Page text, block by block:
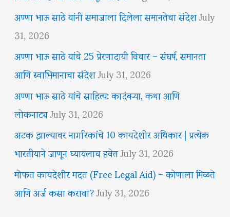
अण्णा भाऊ साठे यांनी समाजाला दिलेला समानतेचा संदेशJuly
31, 2026
अण्णा भाऊ साठे यांचे 25 प्रेरणादायी विचार – संघर्ष, समानता
आणि स्वाभिमानाचा संदेशJuly 31, 2026
अण्णा भाऊ साठे यांचे साहित्य: कादंबऱ्या, कथा आणि
लोकनाट्यJuly 31, 2026
अटक झाल्यावर नागरिकांचे 10 कायदेशीर अधिकार | प्रत्येक
भारतीयाने जाणून घ्यायलाच हवेतJuly 31, 2026
मोफत कायदेशीर मदत (Free Legal Aid) – कोणाला मिळते
आणि अर्ज कसा करावा?July 31, 2026